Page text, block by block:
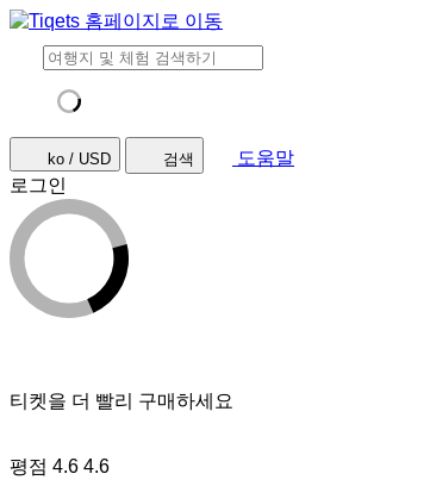
ko / USD 검색
도움말
로그인
티켓을 더 빨리 구매하세요
평점 4.6 4.6